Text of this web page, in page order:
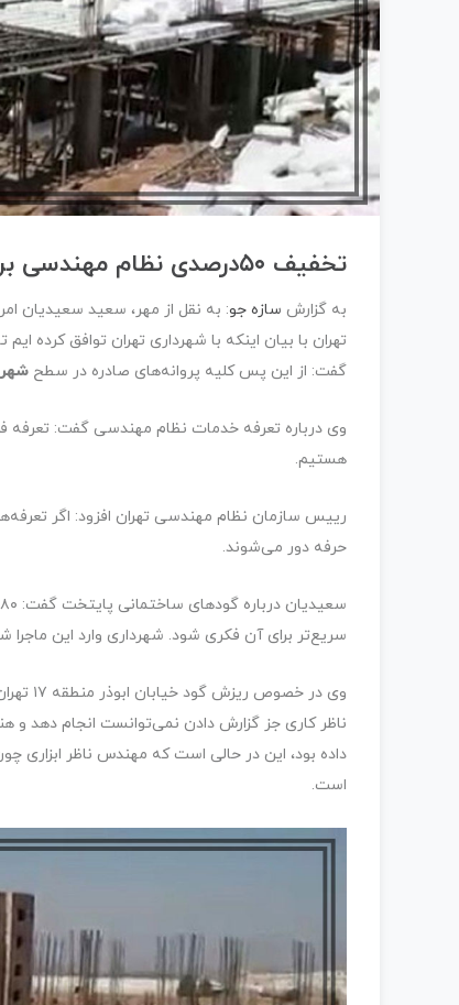
تخفیف ۵۰درصدی نظام مهندسی برای مسکن ملی
به گزارش سازه جو: به نقل از مهر، سعید سعیدیان
تهران با بیان اینکه با شهرداری تهران توافق کرده
گفت: از این پس کلیه پروانه‌های صادره در سطح شهر
وی درباره تعرفه خدمات نظام مهندسی گفت: تعرفه
هستیم.
رییس سازمان نظام مهندسی تهران افزود: اگر
حرفه دور می‌شوند.
سریع‌تر برای آن فکری شود. شهرداری وارد این
وی در
ناظر کاری جز گزارش دادن نمی‌توانست انجام دهد
داده بود، این در حالی است که مهندس ناظر ابزاری
است.